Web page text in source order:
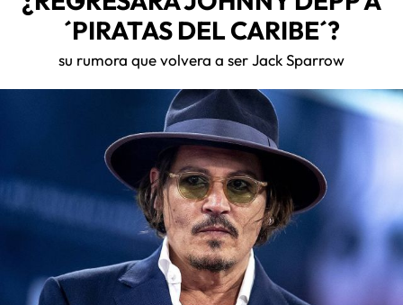
´PIRATAS DEL CARIBE´?
su rumora que volvera a ser Jack Sparrow